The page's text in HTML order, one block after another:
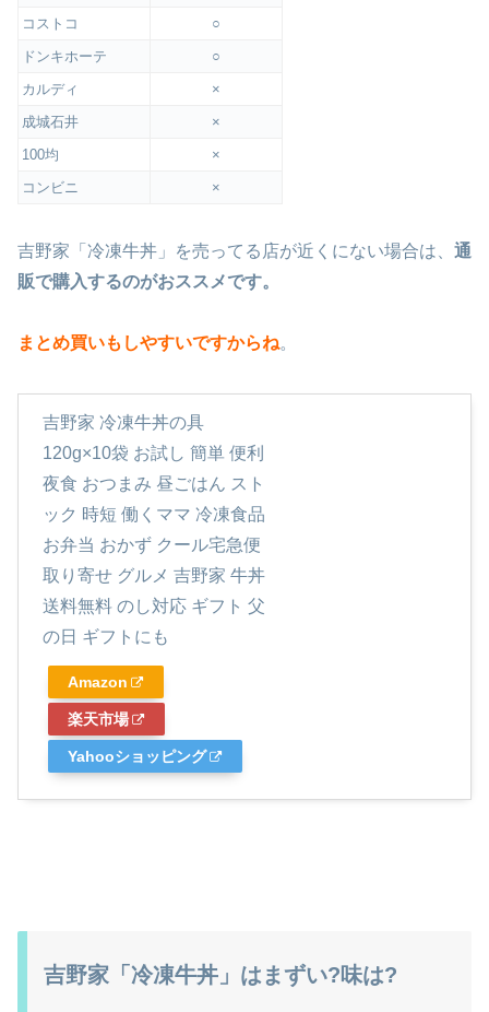
コストコ
○
ドンキホーテ
○
カルディ
×
成城石井
×
100均
×
コンビニ
×
吉野家「冷凍牛丼」を売ってる店が近くにない場合は、 通
販で購入するのがおススメです。
まとめ買いもしやすいですからね。
吉野家 冷凍牛丼の具
120g×10袋 お試し 簡単 便利
夜食 おつまみ 昼ごはん スト
ック 時短 働くママ 冷凍食品
お弁当 おかず クール宅急便
取り寄せ グルメ 吉野家 牛丼
送料無料 のし対応 ギフト 父
の日 ギフトにも
Amazon
楽天市場
Yahooショッピング
吉野家「冷凍牛丼」はまずい?味は?